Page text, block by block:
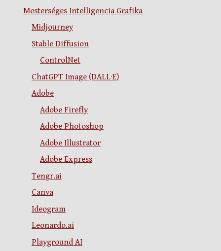
Mesterséges Intelligencia Grafika
Midjourney
Stable Diffusion
ControlNet
ChatGPT Image (DALL·E)
Adobe
Adobe Firefly
Adobe Photoshop
Adobe Illustrator
Adobe Express
Tengr.ai
Canva
Ideogram
Leonardo.ai
Playground AI